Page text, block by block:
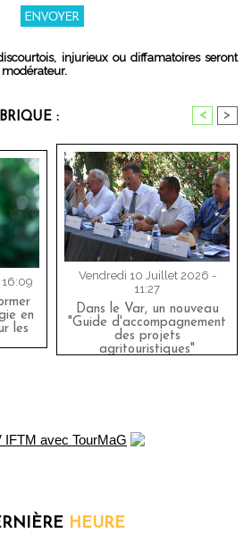
injurieux ou diffamatoires seront
: < >
en
les
Vendredi 10 Juillet 2026 -
11:27
Dans le Var, un nouveau
"Guide d'accompagnement
des projets
agritouristiques"
HEURE